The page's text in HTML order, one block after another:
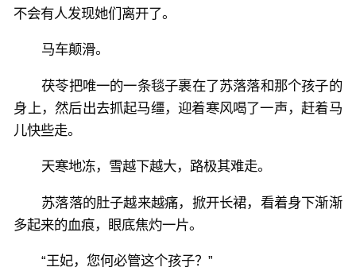
不会有人发现她们离开了。
马车颠滑。
茯苓把唯一的一条毯子裹在了苏落落和那个孩子的
身上，然后出去抓起马缰，迎着寒风喝了一声，赶着马
儿快些走。
天寒地冻，雪越下越大，路极其难走。
苏落落的肚子越来越痛，掀开长裙，看着身下渐渐
多起来的血痕，眼底焦灼一片。
“王妃，您何必管这个孩子？”